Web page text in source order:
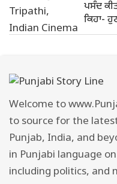
ਪਸੰਦ
ਕਿਹਾ-
Welcome to
to source for the
Punjab, India, and
in Punjabi language
including politics, and